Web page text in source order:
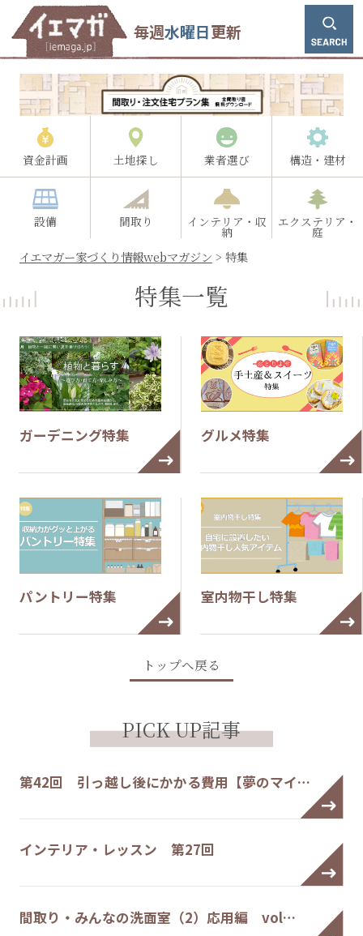
毎週水曜日更新
資金計画 土地探し 業者選び 構造・建材
設備 間取り インテリア・収
納
エクステリア・
庭
イエマガー家づくり情報webマガジン > 特集
特集一覧
ガーデニング特集 グルメ特集
パントリー特集 室内物干し特集
トップへ戻る
PICK UP記事
第42回 引っ越し後にかかる費用【夢のマイ…
インテリア・レッスン 第27回
間取り・みんなの洗面室（2）応用編 vol…